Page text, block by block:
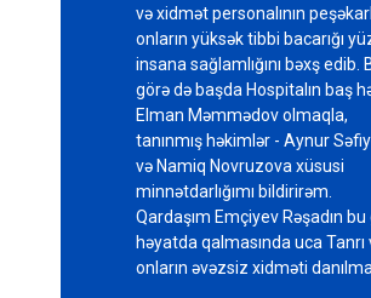
və xidmət personalının
onların yüksək tibbi bacarığı
insana sağlamlığını bəxş edib.
görə də başda Hospitalın baş
Elman Məmmədov olmaqla,
tanınmış həkimlər - Aynur
və Namiq Novruzova xüsusi
minnətdarlığımı bildirirəm.
Qardaşım Emçiyev Rəşadın bu
həyatda qalmasında uca Tanrı
onların əvəzsiz xidməti